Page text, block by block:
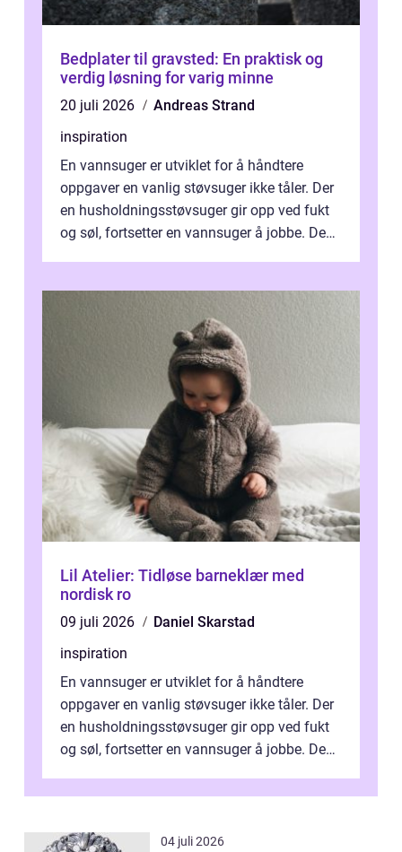
Bedplater til gravsted: En praktisk og
verdig løsning for varig minne
20 juli 2026
Andreas Strand
inspiration
En vannsuger er utviklet for å håndtere
oppgaver en vanlig støvsuger ikke tåler. Der
en husholdningsstøvsuger gir opp ved fukt
og søl, fortsetter en vannsuger å jobbe. Den
Lil Atelier: Tidløse barneklær med
nordisk ro
09 juli 2026
Daniel Skarstad
inspiration
En vannsuger er utviklet for å håndtere
oppgaver en vanlig støvsuger ikke tåler. Der
en husholdningsstøvsuger gir opp ved fukt
og søl, fortsetter en vannsuger å jobbe. Den
04 juli 2026